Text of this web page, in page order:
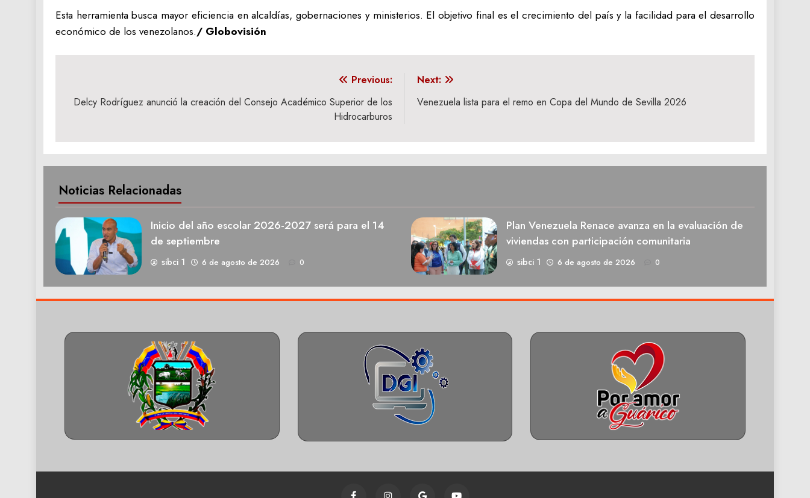
Esta herramienta busca mayor eficiencia en alcaldías, gobernaciones y ministerios. El objetivo final es el crecimiento del país y la facilidad para el desarrollo
económico de los venezolanos./ Globovisión
de
Previous:
Delcy Rodríguez anunció la creación del Consejo Académico Superior de los
Hidrocarburos
Next:
Venezuela lista para el remo en Copa del Mundo de Sevilla 2026
Noticias Relacionadas
Inicio del año escolar 2026-2027 será para el 14
de septiembre
sibci 1 6 de agosto de 2026 0
Plan Venezuela Renace avanza en la evaluación de
viviendas con participación comunitaria
sibci 1 6 de agosto de 2026 0